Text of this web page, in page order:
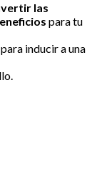
las
para tu
para inducir a una